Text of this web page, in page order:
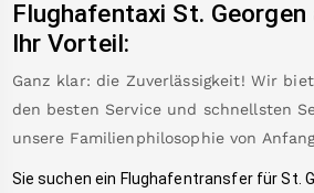
Flughafentaxi St.
Ihr Vorteil:
Ganz klar: die Zuverlässigkeit! Wir
den besten Service und schnellsten
unsere Familienphilosophie von
Sie suchen ein Flughafentransfer für St.